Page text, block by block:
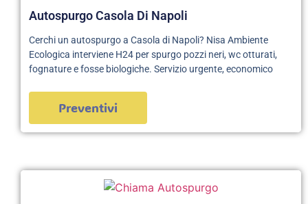
Autospurgo Casola Di Napoli
Cerchi un autospurgo a Casola di Napoli? Nisa Ambiente
Ecologica interviene H24 per spurgo pozzi neri, wc otturati,
fognature e fosse biologiche. Servizio urgente, economico
Preventivi